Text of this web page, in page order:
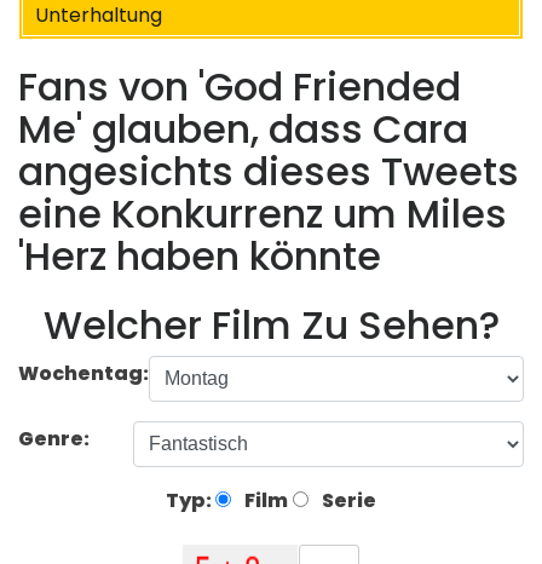
Unterhaltung
Fans von 'God Friended
Me' glauben, dass Cara
angesichts dieses Tweets
eine Konkurrenz um Miles
'Herz haben könnte
Welcher Film Zu Sehen?
Wochentag:
Genre:
Typ: Film Serie